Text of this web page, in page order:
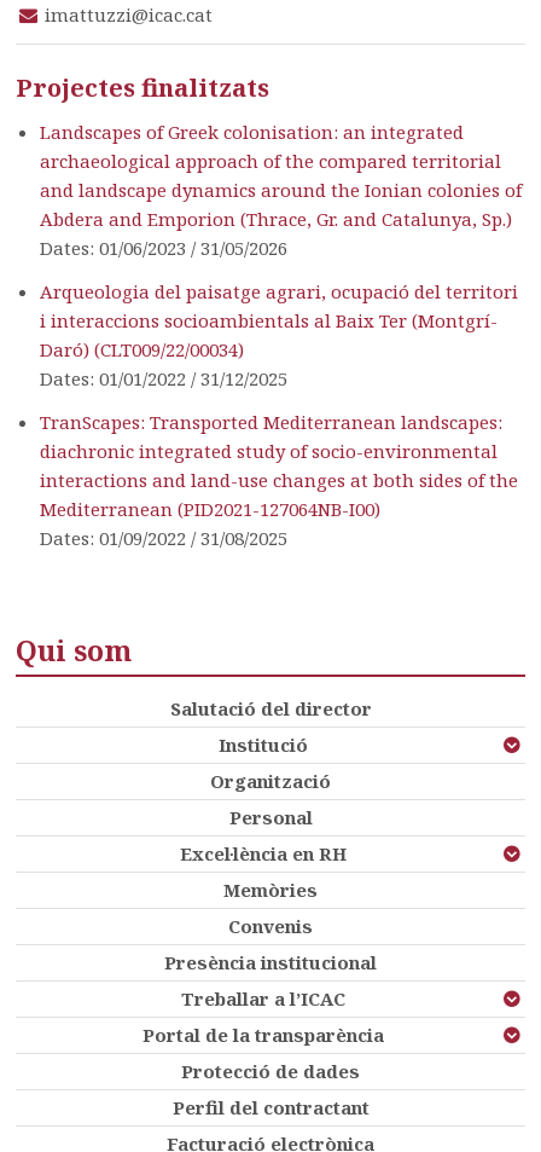
imattuzzi@icac.cat
Projectes finalitzats
Landscapes of Greek colonisation: an integrated
archaeological approach of the compared territorial
and landscape dynamics around the Ionian colonies of
Abdera and Emporion (Thrace, Gr. and Catalunya, Sp.)
Dates: 01/06/2023 / 31/05/2026
Arqueologia del paisatge agrari, ocupació del territori
i interaccions socioambientals al Baix Ter (Montgrí-
Daró) (CLT009/22/00034)
Dates: 01/01/2022 / 31/12/2025
TranScapes: Transported Mediterranean landscapes:
diachronic integrated study of socio-environmental
interactions and land-use changes at both sides of the
Mediterranean (PID2021-127064NB-I00)
Dates: 01/09/2022 / 31/08/2025
Qui som
Salutació del director
Institució
Organització
Personal
Excel·lència en RH
Memòries
Convenis
Presència institucional
Treballar a l’ICAC
Portal de la transparència
Protecció de dades
Perfil del contractant
Facturació electrònica